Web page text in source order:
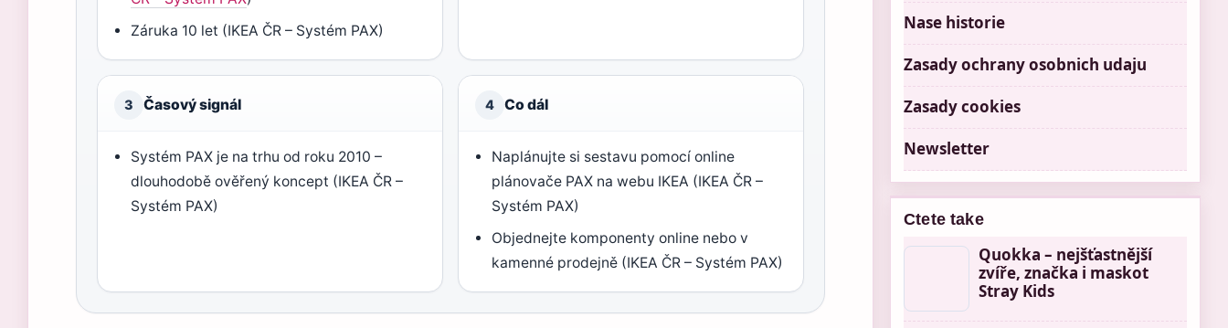
Záruka 10 let (IKEA ČR – Systém PAX)
3 Časový signál
Systém PAX je na trhu od roku 2010 –
dlouhodobě ověřený koncept (IKEA ČR –
Systém PAX)
4 Co dál
Naplánujte si sestavu pomocí online
plánovače PAX na webu IKEA (IKEA ČR –
Systém PAX)
Objednejte komponenty online nebo v
kamenné prodejně (IKEA ČR – Systém PAX)
Nase historie
Zasady ochrany osobnich udaju
Zasady cookies
Newsletter
Ctete take
Quokka – nejšťastnější
zvíře, značka i maskot
Stray Kids